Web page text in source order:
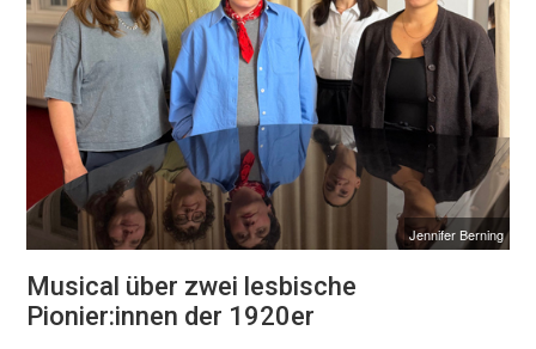
Jennifer Berning
Musical über zwei lesbische
Pionier:innen der 1920er